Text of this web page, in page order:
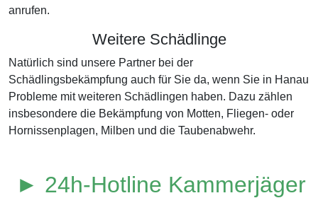
anrufen.
Weitere Schädlinge
Natürlich sind unsere Partner bei der
Schädlingsbekämpfung auch für Sie da, wenn Sie in Hanau
Probleme mit weiteren Schädlingen haben. Dazu zählen
insbesondere die Bekämpfung von Motten, Fliegen- oder
Hornissenplagen, Milben und die Taubenabwehr.
► 24h-Hotline Kammerjäger